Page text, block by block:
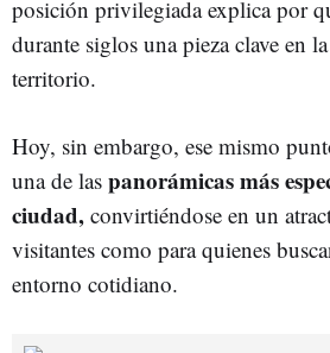
posición privilegiada explica por
durante siglos una pieza clave en
territorio.
Hoy, sin embargo, ese mismo
una de las panorámicas más
ciudad, convirtiéndose en un
visitantes como para quienes
entorno cotidiano.